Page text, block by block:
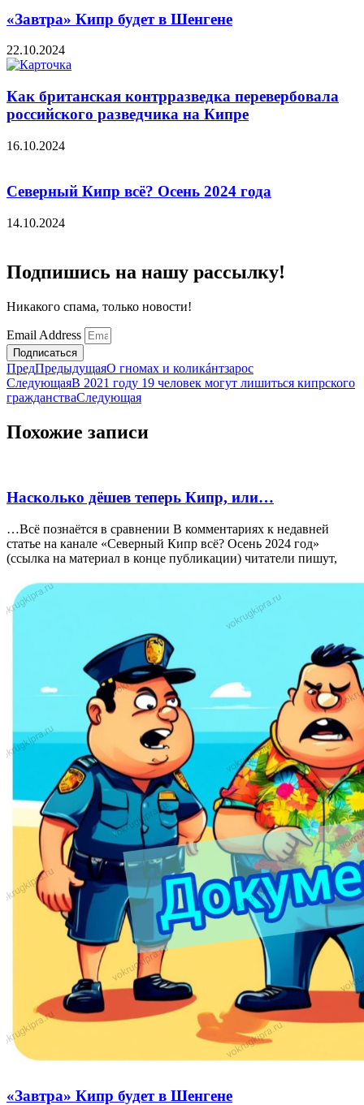
«Завтра» Кипр будет в Шенгене
22.10.2024
Как британская контрразведка перевербовала
российского разведчика на Кипре
16.10.2024
Северный Кипр всё? Осень 2024 года
14.10.2024
Подпишись на нашу рассылку!
Никакого спама, только новости!
Email Address
Подписаться
ПредПредыдущаяО гномах и коликáнтзарос
СледующаяВ 2021 году 19 человек могут лишиться кипрского
гражданстваСледующая
Похожие записи
Насколько дёшев теперь Кипр, или…
…Всё познаётся в сравнении В комментариях к недавней
статье на канале «Северный Кипр всё? Осень 2024 год»
(ссылка на материал в конце публикации) читатели пишут,
«Завтра» Кипр будет в Шенгене